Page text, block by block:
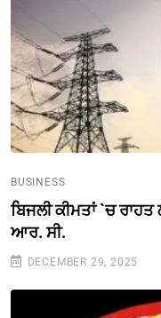
BUSINESS
ਬਿਜਲੀ ਕੀਮਤਾਂ `ਚ
ਆਰ. ਸੀ.
DECEMBER 29, 2025